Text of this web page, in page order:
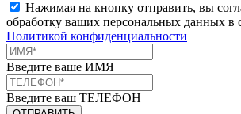
Нажимая на кнопку отправить, вы
обработку ваших персональных данных в
Политикой конфиденциальности
Введите ваше ИМЯ
Введите ваш ТЕЛЕФОН